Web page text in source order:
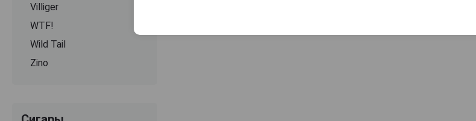
Villiger
WTF!
Wild Tail
Zino